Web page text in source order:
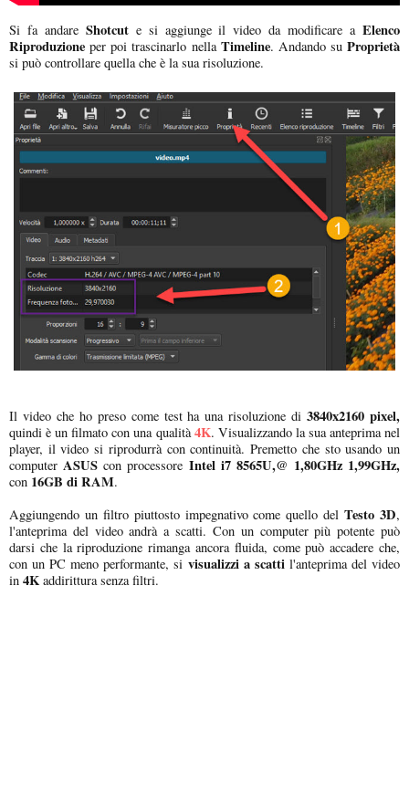
Si fa andare Shotcut e si aggiunge il video da modificare aElenco
Riproduzione per poi trascinarlo nella Timeline. Andando su Proprietà
si può controllare quella che è la sua risoluzione.
Il video che ho preso come test ha una risoluzione di3840x2160 pixel,
quindi è un filmato con una qualità 4K. Visualizzando la sua anteprima nel
player, il video si riprodurrà con continuità. Premetto che sto usando un
computer ASUS con processore Intel i7 8565U,@ 1,80GHz 1,99GHz,
con 16GB di RAM.
Aggiungendo un filtro piuttosto impegnativo come quello delTesto 3D,
l'anteprima del video andrà a scatti. Con un computer più potente può
darsi che la riproduzione rimanga ancora fluida, come può accadere che,
con un PC meno performante, si visualizzi a scatti l'anteprima del video
in 4K addirittura senza filtri.